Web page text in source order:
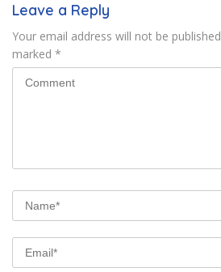
Leave a Reply
Your email address will not be
marked *